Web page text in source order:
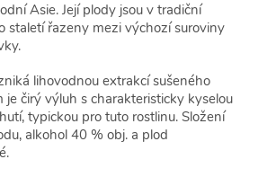
Asie. Její plody jsou v tradiční
staletí řazeny mezi výchozí suroviny
lihovodnou extrakcí sušeného
je čirý výluh s charakteristicky kyselou
typickou pro tuto rostlinu. Složení
alkohol 40 % obj. a plod